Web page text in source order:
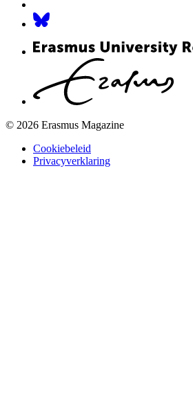
© 2026 Erasmus Magazine
Cookiebeleid
Privacyverklaring